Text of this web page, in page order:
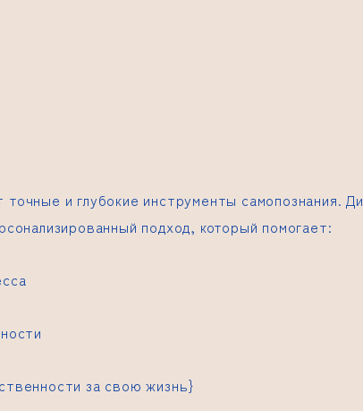
и глубокие инструменты самопознания.Ди
подход, который помогает:
за свою жизнь}